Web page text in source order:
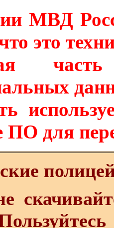
МВД
это
часть
ПО для